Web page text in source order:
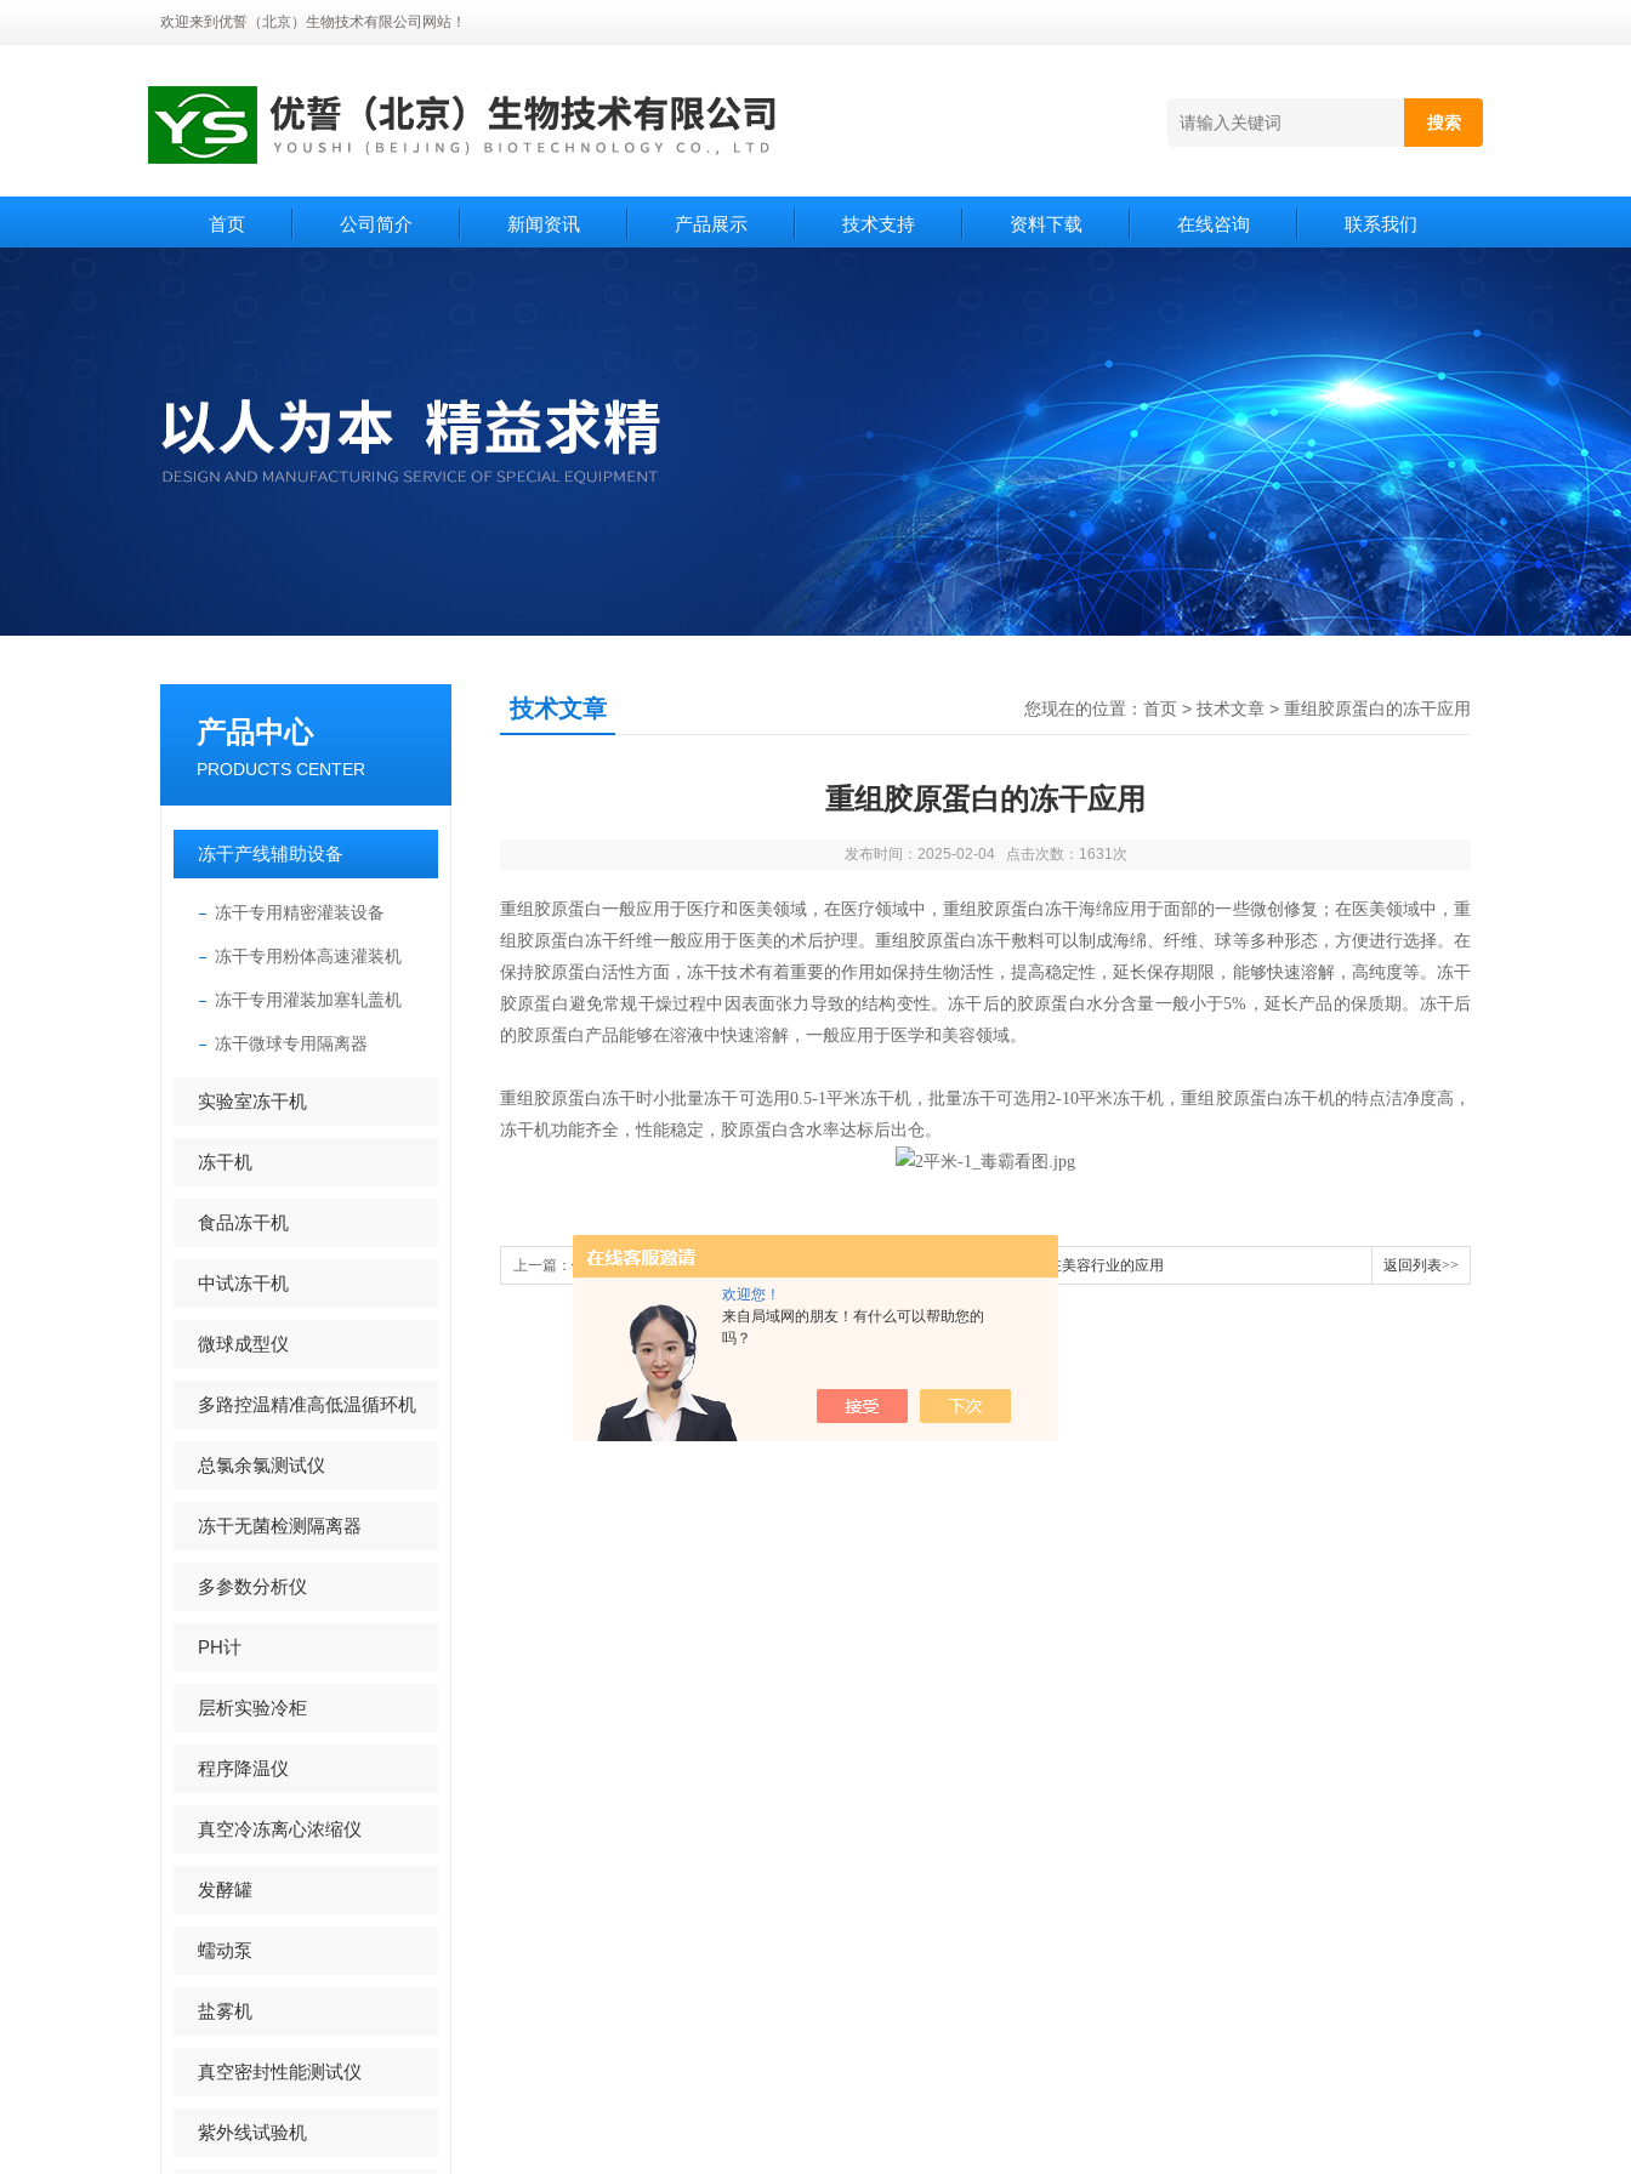
欢迎您！
来自局域网的朋友！有什么可以帮助您的
吗？
欢迎来到优誓（北京）生物技术有限公司网站！
首页 公司简介 新闻资讯 产品展示 技术支持 资料下载 在线咨询 联系我们
产品中心
PRODUCTS CENTER
冻干产线辅助设备
冻干专用精密灌装设备
冻干专用粉体高速灌装机
冻干专用灌装加塞轧盖机
冻干微球专用隔离器
实验室冻干机
冻干机
食品冻干机
中试冻干机
微球成型仪
多路控温精准高低温循环机
总氯余氯测试仪
冻干无菌检测隔离器
多参数分析仪
PH计
层析实验冷柜
程序降温仪
真空冷冻离心浓缩仪
发酵罐
蠕动泵
盐雾机
真空密封性能测试仪
紫外线试验机
技术文章 您现在的位置： 首页 > 技术文章 > 重组胶原蛋白的冻干应用
重组胶原蛋白的冻干应用
发布时间：2025-02-04 点击次数：1631次
重组胶原蛋白一般应用于医疗和医美领域，在医疗领域中，重组胶原蛋白冻干海绵应用于面部的一些微创修复；在医美领域中， 重
组胶原蛋白冻干纤维一般应用于医美的术后护理。重组胶原蛋白冻干敷料可以制成海绵、纤维、球等多种形态，方便进行选择。在
保持胶原蛋白活性方面，冻干技术有着重要的作用如保持生物活性，提高稳定性，延长保存期限，能够快速溶解，高纯度等。冻干
胶原蛋白避免常规干燥过程中因表面张力导致的结构变性。冻干后的胶原蛋白水分含量一般小于5% ，延长产品的保质期。冻干后
的胶原蛋白产品能够在溶液中快速溶解，一般应用于医学和美容领域。
重组胶原蛋白冻干时小批量冻干可选用0.5-1平米冻干机，批量冻干可选用2-10平米冻干机，重组胶原蛋白冻干机的特点洁净度高，
冻干机功能齐全，性能稳定，胶原蛋白含水率达标后出仓。
上一篇： 保健品专用冻干机在许多行业中都有广泛的应用 外泌体冻干粉在美容行业的应用 返回列表>>